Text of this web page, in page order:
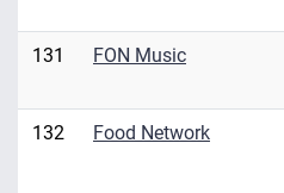
131 FON Music
132 Food Network